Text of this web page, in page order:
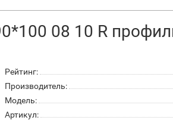
08 10 R
Рейтинг:
Производитель:
Модель:
Артикул: